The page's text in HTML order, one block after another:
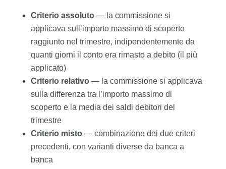
Criterio assoluto— la commissione si
applicava sull’importo massimo di scoperto
raggiunto nel trimestre, indipendentemente da
quanti giorni il conto era rimasto a debito (il più
applicato)
Criterio relativo— la commissione si applicava
sulla differenza tra l’importo massimo di
scoperto e la media dei saldi debitori del
trimestre
Criterio misto— combinazione dei due criteri
precedenti, con varianti diverse da banca a
banca